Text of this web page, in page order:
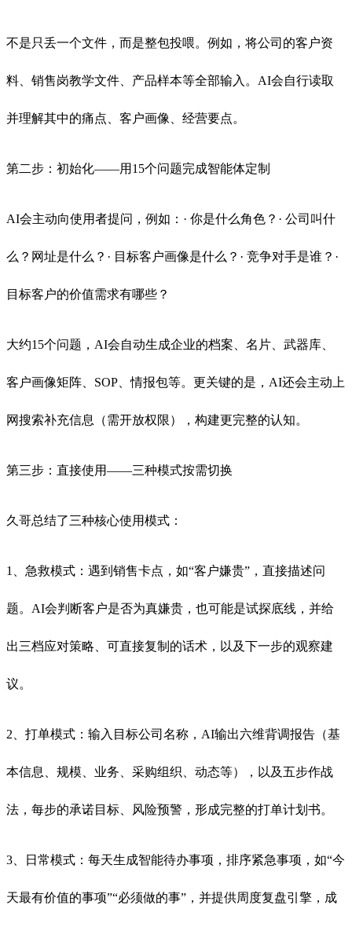
不是只丢一个文件，而是整包投喂。例如，将公司的客户资
料、销售岗教学文件、产品样本等全部输入。AI会自行读取
并理解其中的痛点、客户画像、经营要点。
第二步：初始化——用15个问题完成智能体定制
AI会主动向使用者提问，例如：· 你是什么角色？· 公司叫什
么？网址是什么？· 目标客户画像是什么？· 竞争对手是谁？·
目标客户的价值需求有哪些？
大约15个问题，AI会自动生成企业的档案、名片、武器库、
客户画像矩阵、SOP、情报包等。更关键的是，AI还会主动上
网搜索补充信息（需开放权限），构建更完整的认知。
第三步：直接使用——三种模式按需切换
久哥总结了三种核心使用模式：
1、急救模式：遇到销售卡点，如“客户嫌贵”，直接描述问
题。AI会判断客户是否为真嫌贵，也可能是试探底线，并给
出三档应对策略、可直接复制的话术，以及下一步的观察建
议。
2、打单模式：输入目标公司名称，AI输出六维背调报告（基
本信息、规模、业务、采购组织、动态等），以及五步作战
法，每步的承诺目标、风险预警，形成完整的打单计划书。
3、日常模式：每天生成智能待办事项，排序紧急事项，如“今
天最有价值的事项”“必须做的事”，并提供周度复盘引擎，成